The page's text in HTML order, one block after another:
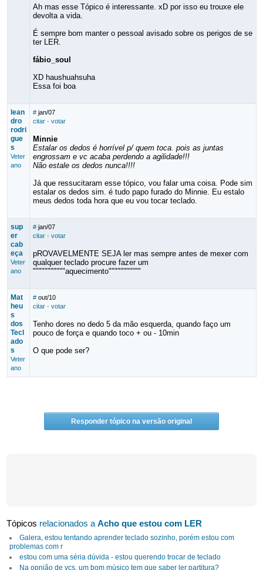
Ah mas esse Tópico é interessante. xD por isso eu trouxe ele
devolta a vida.
É sempre bom manter o pessoal avisado sobre os perigos de se
ter LER.
fábio_soul
XD haushuahsuha
Essa foi boa
lean
dro
rodri
gue
s
Veter
ano
# jan/07
citar· votar
Minnie
Estalar os dedos é horrível p/ quem toca. pois as juntas
engrossam e vc acaba perdendo a agilidade!!!
Não estale os dedos nunca!!!!
Já que ressucitaram esse tópico, vou falar uma coisa. Pode sim
estalar os dedos sim. é tudo papo furado do Minnie. Eu estalo
meus dedos toda hora que eu vou tocar teclado.
sup
er
cab
eça
Veter
ano
# jan/07
citar· votar
pROVAVELMENTE SEJA ler mas sempre antes de mexer com
qualquer teclado procure fazer um
"""""""""""aquecimento"""""""""""
Mat
heu
s
dos
Tecl
ado
s
Veter
ano
# out/10
citar· votar
Tenho dores no dedo 5 da mão esquerda, quando faço um
pouco de força e quando toco + ou - 10min
O que pode ser?
Responder tópico na versão original
Tópicos relacionados aAcho que estou com LER
Galera, estou tentando aprender teclado sozinho, porém estou com
problemas com r
estou com uma séria dúvida - estou querendo trocar de teclado
Na opnião de vcs, um bom músico tem que saber ler partitura?